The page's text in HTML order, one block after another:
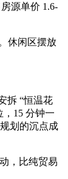
源单价 1.6-
休闲区摆放
拆 “恒温花
15 分钟一
划的沉点成
，比纯贸易